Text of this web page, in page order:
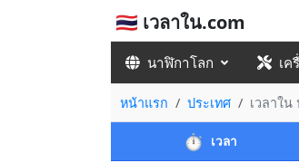
🇹🇭 เวลาใน.com
นาฬิกาโลก เค
หน้าแรก ประเทศ เวลาใน
⏱️ เวลา